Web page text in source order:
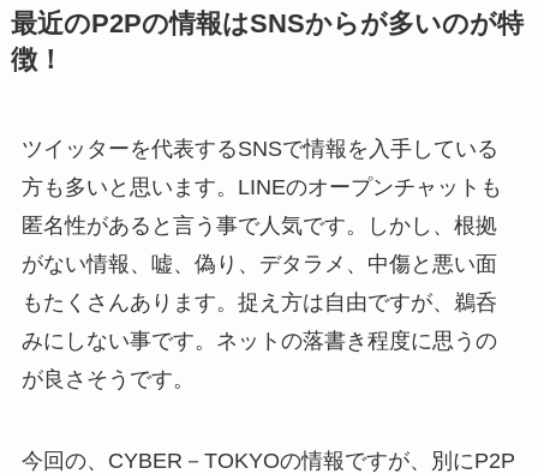
最近のP2Pの情報はSNSからが多いのが特
徴！
ツイッターを代表するSNSで情報を入手している
方も多いと思います。LINEのオープンチャットも
匿名性があると言う事で人気です。しかし、根拠
がない情報、嘘、偽り、デタラメ、中傷と悪い面
もたくさんあります。 捉え方は自由ですが、鵜呑
みにしない事です。ネットの落書き程度に思うの
が良さそうです。
今回の、CYBER－TOKYOの情報ですが、別にP2P